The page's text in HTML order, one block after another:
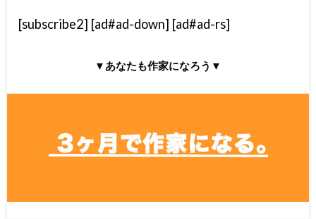
[subscribe2] [ad#ad-down] [ad#ad-rs]
▼あなたも作家になろう▼